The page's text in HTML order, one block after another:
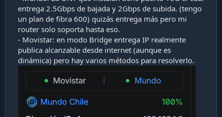
entrega 2.5Gbps de bajada y 2Gbps de subida. (tengo
un plan de fibra 600) quizás entrega más pero mi
router solo soporta hasta eso.
- Movistar: en modo Bridge entrega IP realmente
publica alcanzable desde internet (aunque es
dinámica) pero hay varios métodos para resolverlo.